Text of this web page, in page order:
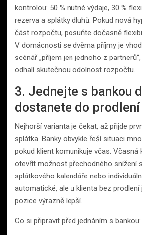
kontrolou: 50 % nutné výdaje, 30 %
rezerva a splátky dluhů. Pokud nová
část rozpočtu, posuňte dočasně
V domácnosti se dvěma příjmy je
scénář „příjem jen jednoho z
odhalí skutečnou odolnost rozpočtu.
3. Jednejte s bankou
dostanete do prodlení
Nejhorší varianta je čekat, až přijde
splátka. Banky obvykle řeší situaci
pokud klient komunikuje včas. Včasná
otevřít možnost přechodného snížení
splátkového kalendáře nebo
automatické, ale u klienta bez prodlení
pozice výrazně lepší.
Co si připravit před jednáním s bankou: